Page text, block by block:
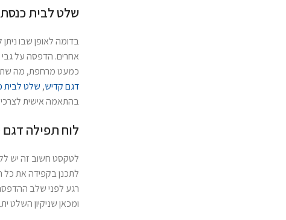
שלט לבית כנסת
בדומה לאופן שבו
אחרים. הדפסה על גבי
כמעט מרחפת, מה
דגם קדיש, שלט לבית
בהתאמה אישית
לוח תפילה
לטקסט חשוב זה יש
לתכנן בקפידה את כל
רגע לפני שלב
ומכאן שניקיון השלט